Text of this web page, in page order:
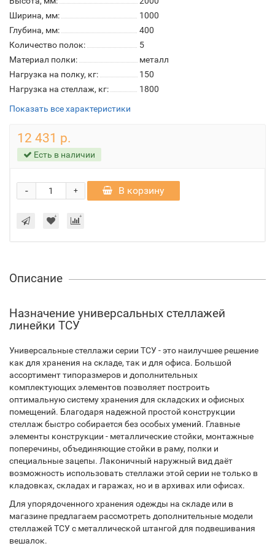
Ширина, мм:
1000
Глубина, мм:
400
Количество полок:
5
Материал полки:
металл
Нагрузка на полку, кг:
150
Нагрузка на стеллаж, кг:
1800
Показать все характеристики
12 431 р.
Есть в наличии
+
- В корзину
Описание
Назначение универсальных стеллажей
линейки ТСУ
Универсальные стеллажи серии ТСУ - это наилучшее решение
как для хранения на складе, так и для офиса. Большой
ассортимент типоразмеров и дополнительных
комплектующих элементов позволяет построить
оптимальную систему хранения для складских и офисных
помещений. Благодаря надежной простой конструкции
стеллаж быстро собирается без особых умений. Главные
элементы конструкции - металлические стойки, монтажные
поперечины, объединяющие стойки в раму, полки и
специальные зацепы. Лаконичный наружный вид даёт
возможность использовать стеллажи этой серии не только в
кладовках, складах и гаражах, но и в архивах или офисах.
Для упорядоченного хранения одежды на складе или в
магазине предлагаем рассмотреть дополнительные модели
стеллажей ТСУ с металлической штангой для подвешивания
вешалок.